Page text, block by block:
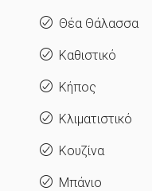
Θέα Θάλασσα
Καθιστικό
Κήπος
Κλιματιστικό
Κουζίνα
Μπάνιο